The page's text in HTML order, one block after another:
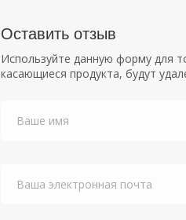
Оставить отзыв
Используйте данную форму для
касающиеся продукта, будут